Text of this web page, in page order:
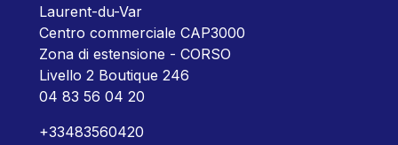
Laurent-du-Var
Centro commerciale CAP3000
Zona di estensione - CORSO
Livello 2 Boutique 246
04 83 56 04 20
+33483560420